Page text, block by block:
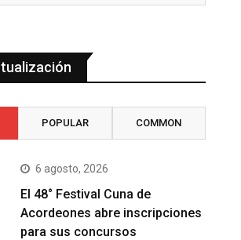
POPULAR COMMON
6 agosto, 2026
El 48° Festival Cuna de
Acordeones abre inscripciones
para sus concursos